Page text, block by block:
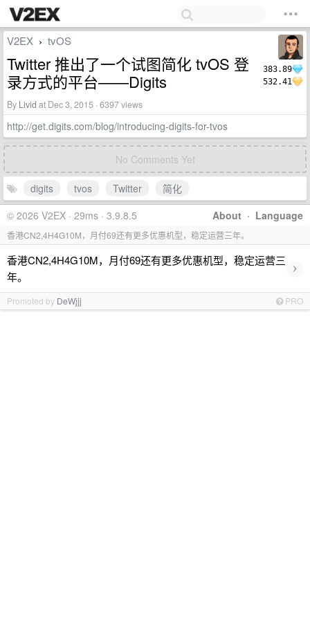
383.89
532.41
V2EX › tvOS
Twitter 推出了一个试图简化 tvOS 登
录方式的平台——Digits
By Livid at Dec 3, 2015 · 6397 views
http://get.digits.com/blog/introducing-digits-for-tvos
No Comments Yet
digits tvos Twitter
简化
About · Language
© 2026 V2EX · 29ms · 3.9.8.5
香港CN2,4H4G10M，月付69还有更多优惠机型，稳定运营三年。
香港CN2,4H4G10M，月付69还有更多优惠机型，稳定运营三
年。
›
Promoted by DeWjjj PRO